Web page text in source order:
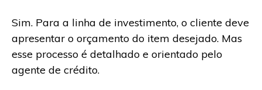
Sim. Para a linha de investimento, o cliente deve
apresentar o orçamento do item desejado. Mas
esse processo é detalhado e orientado pelo
agente de crédito.